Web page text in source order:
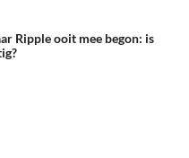
Ripple ooit mee begon: is